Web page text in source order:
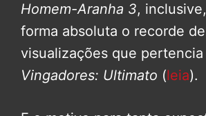
Homem-Aranha 3,
forma absoluta o recorde de
visualizações que pertencia
Vingadores: Ultimato (leia).